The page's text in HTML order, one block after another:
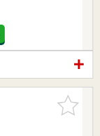
お気に入
りに追加